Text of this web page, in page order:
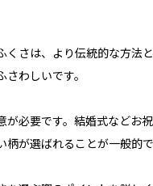
くさは、より伝統的な方法
わしいです。
が必要です。結婚式などお
柄が選ばれることが一般的で